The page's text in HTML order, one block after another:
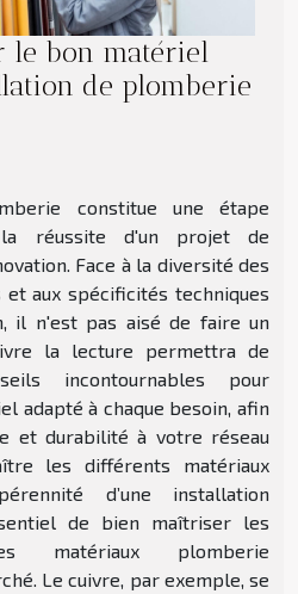
le bon matériel
de plomberie
constitue une étape
la réussite d'un projet de
Face à la diversité des
aux spécificités techniques
il n'est pas aisé de faire un
la lecture permettra de
incontournables pour
adapté à chaque besoin, afin
et durabilité à votre réseau
les différents matériaux
d’une installation
de bien maîtriser les
matériaux plomberie
Le cuivre, par exemple, se